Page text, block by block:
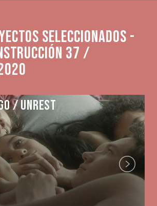
seleccionados -
37 /
/ Unrest
Next